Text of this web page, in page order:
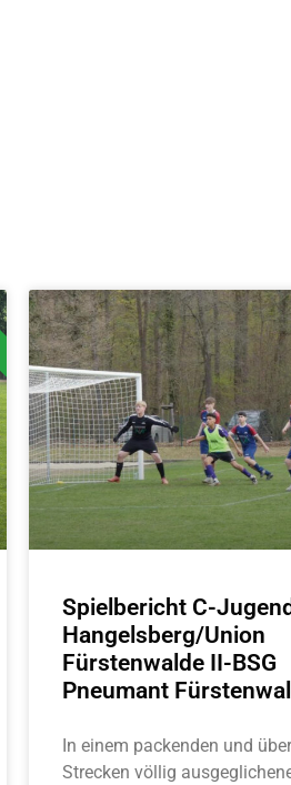
Spielbericht C-
Hangelsberg/Union
Fürstenwalde II-BSG
Pneumant
In einem packenden und
Strecken völlig